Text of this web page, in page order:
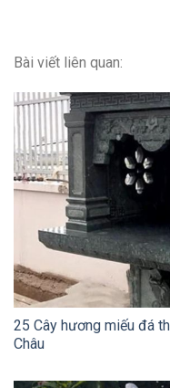
Bài viết liên quan:
25 Cây hương miếu đá
Châu